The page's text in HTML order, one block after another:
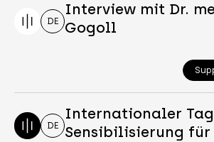
DE
Interview mit Dr.
Gogoll
DE
Internationaler
Sensibilisierung für